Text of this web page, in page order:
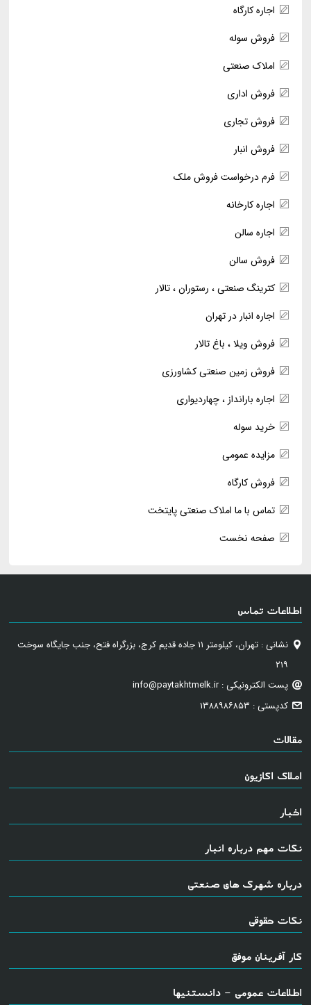
اجاره کارگاه
فروش سوله
املاک صنعتی
فروش اداری
فروش تجاری
فروش انبار
فرم درخواست فروش ملک
اجاره کارخانه
اجاره سالن
فروش سالن
کترینگ صنعتی ، رستوران ، تالار
اجاره انبار در تهران
فروش ویلا ، باغ تالار
فروش زمین صنعتی کشاورزی
اجاره بارانداز ، چهاردیواری
خرید سوله
مزایده عمومی
فروش کارگاه
تماس با ما املاک صنعتی پایتخت
صفحه نخست
اطلاعات تماس
نشانی : تهران، کیلومتر ۱۱ جاده قدیم کرج، بزرگراه فتح، جنب جایگاه سوخت
۲۱۹
پست الکترونیکی : info@paytakhtmelk.ir
کدپستی : ۱۳۸۸۹۸۶۸۵۳
مقالات
املاک اکازیون
اخبار
نکات مهم درباره انبار
درباره شهرک های صنعتی
نکات حقوقی
کار آفرینان موفق
اطلاعات عمومی - دانستنیها